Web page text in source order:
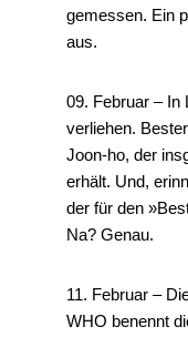
gemessen. Ein
aus.
09. Februar – In
verliehen.
Joon-ho, der
erhält. Und,
der für den
Na? Genau.
11. Februar –
WHO benennt